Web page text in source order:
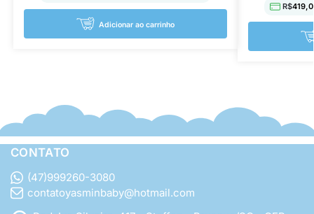
Adicionar ao carrinho
R$
CONTATO
(47)999260-3080
contatoyasminbaby@hotmail.com